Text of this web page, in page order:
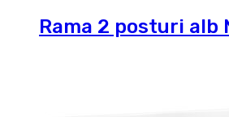
Rama 2 posturi alb